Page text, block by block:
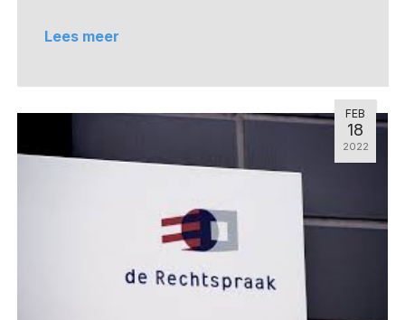
Lees meer
FEB
18
2022